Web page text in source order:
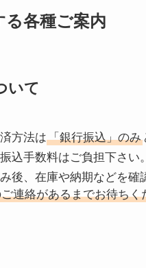
る各種ご案内
いて
方法は「銀行振込」のみ
込手数料はご負担下さい。
後、在庫や納期などを確
連絡があるまでお待ちく